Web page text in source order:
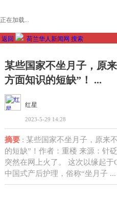
正在加载...
返回 荷兰华人新闻网 搜索
某些国家不坐月子，原
方面知识的短缺”！ ...
红星
2023-5-29 14:28
摘要: 某些国家不坐月子，原来
的短缺”！作者：重楼 来源：针
突然在网上火了。 这次以缘起
中国式产后护理，俗称“坐月子 ...